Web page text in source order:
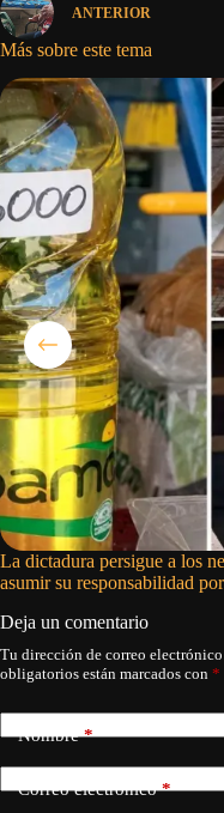
ANTERIOR
Más sobre este tema
La dictadura persigue a los
asumir su responsabilidad
Deja un comentario
Tu dirección de correo electrónico
obligatorios están marcados con *
Nombre*
Correo electrónico*